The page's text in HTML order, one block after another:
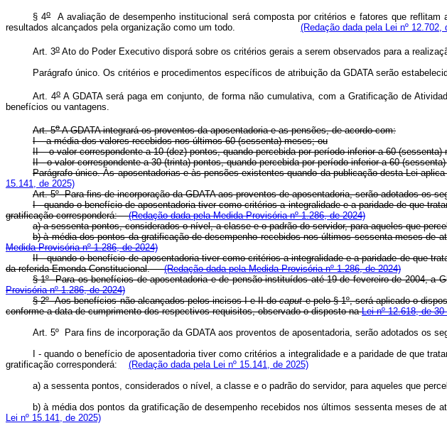
§ 4oA avaliação de desempenho institucional será composta por critérios e fatores que
resultados alcançados pela organização como um todo. (Redação dada pela Lei nº 12.702,
Art. 3o Ato do Poder Executivo disporá sobre os critérios gerais a serem observados para a
Parágrafo único. Os critérios e procedimentos específicos de atribuição da GDATA serão
Art. 4o A GDATA será paga em conjunto, de forma não cumulativa, com a Gratificação de
benefícios ou vantagens.
Art. 5oA GDATA integrará os proventos da aposentadoria e as pensões, de acordo com:
I – a média dos valores recebidos nos últimos 60 (sessenta) meses; ou
II – o valor correspondente a 10 (dez) pontos, quando percebida por período inferior a 60 (sessenta)
II - o valor correspondente a 30 (trinta) pontos, quando percebida por período inferior a
Parágrafo único. Às aposentadorias e às pensões existentes quando da publicação desta Lei
15.141, de 2025)
Art. 5º Para fins de incorporação da GDATA aos proventos de aposentadoria, serão adotados
I - quando o benefício de aposentadoria tiver como critérios a integralidade e a paridade de que
gratificação corresponderá:(Redação dada pela Medida Provisória nº 1.286, de 2024)
a) a sessenta pontos, considerados o nível, a classe e o padrão do servidor, para aqueles que
b) à média dos pontos da gratificação de desempenho recebidos nos últimos sessenta meses
Medida Provisória nº 1.286, de 2024)
II - quando o benefício de aposentadoria tiver como critérios a integralidade e a paridade de que
da referida Emenda Constitucional.(Redação dada pela Medida Provisória nº 1.286, de 2024)
§ 1º Para os benefícios de aposentadoria e de pensão instituídos até 19 de fevereiro de 2004,
Provisória nº 1.286, de 2024)
§ 2º Aos benefícios não alcançados pelos incisos I e II docapute pelo § 1º, será aplicado o
conforme a data de cumprimento dos respectivos requisitos, observado o disposto naLei nº 12.618, de
Art. 5º Para fins de incorporação da GDATA aos proventos de aposentadoria, serão adotados
I - quando o benefício de aposentadoria tiver como critérios a integralidade e a paridade de que
gratificação corresponderá: (Redação dada pela Lei nº 15.141, de 2025)
a) a sessenta pontos, considerados o nível, a classe e o padrão do servidor, para aqueles que
b) à média dos pontos da gratificação de desempenho recebidos nos últimos sessenta meses
Lei nº 15.141, de 2025)